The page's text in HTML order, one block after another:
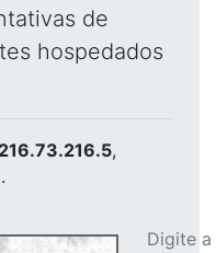
de
hospedados
216.73.216.5,
Digite